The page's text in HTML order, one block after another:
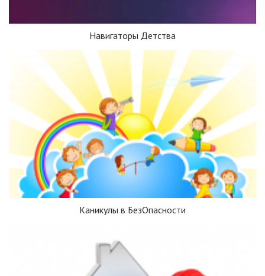
Навигаторы Детства
Каникулы в БезОпасности